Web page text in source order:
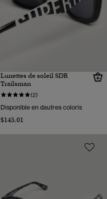
Lunettes de soleil SDR
Trailsman
(2)
Disponible en dautres coloris
$145.01